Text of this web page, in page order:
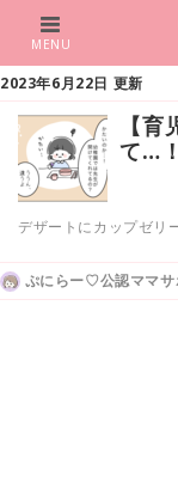
MENU
2023年6月22日 更新
【
て…！
デザートにカップゼリ
ぷにらー♡公認ママサ